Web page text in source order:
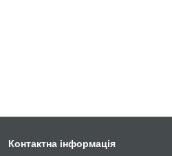
Контактна інформація